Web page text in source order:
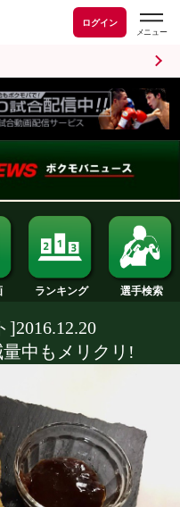
ログイン
習動画 ランキング
ット]2016.12.20
で減量中もメリ